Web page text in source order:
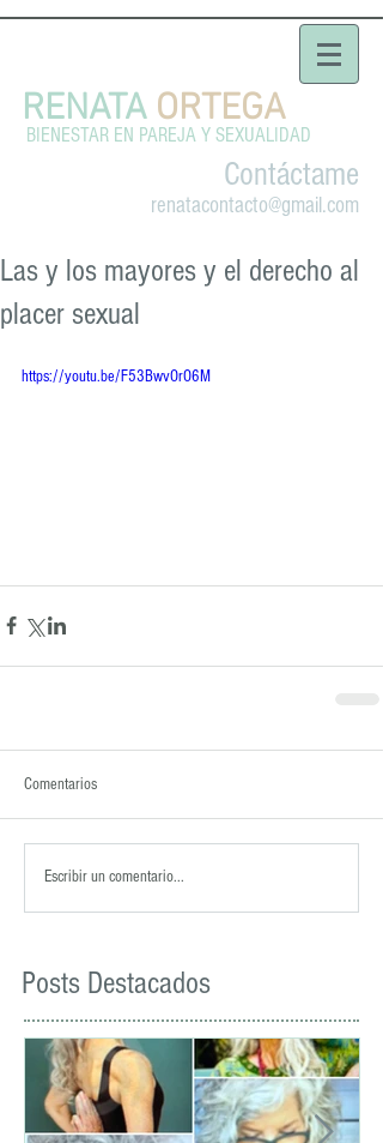
RENATA ORTEGA
BIENESTAR EN PAREJA Y SEXUALIDAD
Contáctame
renatacontacto@gmail.com
Las y los mayores y el derecho al
placer sexual
https://youtu.be/F53BwvOrO6M
Comentarios
Escribir un comentario...
Posts Destacados